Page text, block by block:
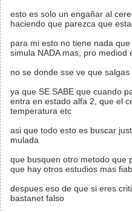
esto es solo un engañar al
haciendo que parezca que
para mi esto no tiene nada
simula NADA mas, pro mediod
no se donde sse ve que
ya que SE SABE que cuando
entra en estado alfa 2, que el
temperatura etc
asi que todo esto es buscar
mulada
que busquen otro metodo que
que hay otros estudios mas
despues eso de que si eres
bastanet falso